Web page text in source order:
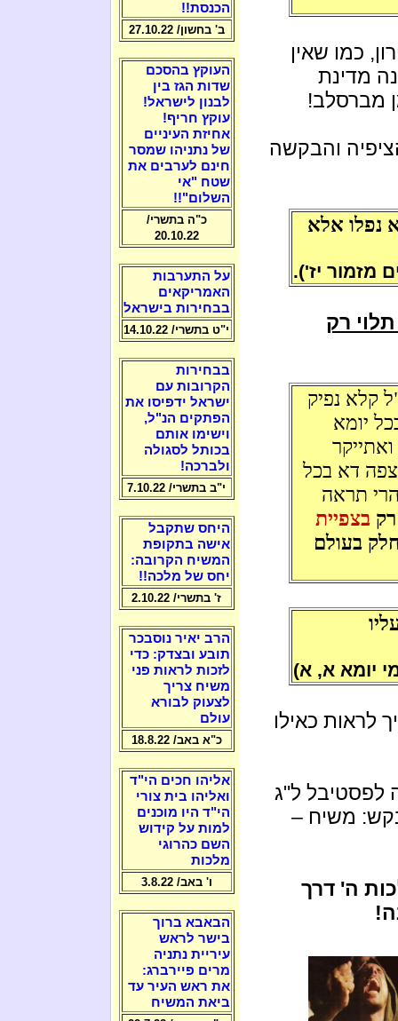
כמו שאין
מדינת
מברסלב!
והבקשה
נפלו אלא
מזמור יז').
רק
קלא נפיק
יומא
דא בכל
תראה
בצפיית
בעולם
יומא א, א)
לראות כאילו
לפסטיבל ל"ג
משיח –
ה' דרך
הכנסת!!
ב' בחשון/ 27.10.22
העוקץ בהסכם
שדות הגז בין
לבנון לישראל!
עוקץ חריף!
אחיזת העיניים
של נתניהו שמסר
חינם לערבים את
שטח "אי
השלום"!!
כ"ה בתשרי/
20.10.22
על התערבות
האמריקאים
בבחירות בישראל
י"ט בתשרי/ 14.10.22
בבחירות
הקרובות עם
ישראל ידפיסו את
הפתקים הנ"ל,
וישימו אותם
בכותל לסגולה
ולברכה!
י"ב בתשרי/ 7.10.22
היחס שתקבל
אישה בתקופת
המשיח הקרובה:
יחס של מלכה!!
ז' בתשרי/ 2.10.22
הרב יאיר נוסבכר
תובע ובצדק: כדי
לזכות לראות פני
משיח צריך
לצעוק לבורא
עולם
כ"א באב/ 18.8.22
אליהו חכים הי"ד
ואליהו בית צורי
הי"ד היו מוכנים
למות על קידוש
השם כהרוגי
מלכות
ו' באב/ 3.8.22
הבאבא ברוך
בישר לראש
עיריית נתניה
מרים פיירברג:
את ראש העיר עד
ביאת המשיח